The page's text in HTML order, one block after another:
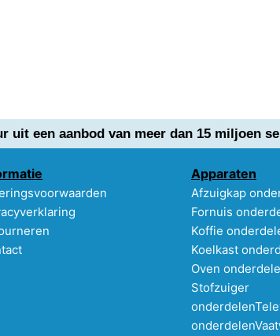
uit een aanbod van meer dan 15 miljoen
Apparaten
Afzuigkap
Fornuis
Koffie
Koelkast
Oven
Stofzuiger
onderdelen
onderdelen